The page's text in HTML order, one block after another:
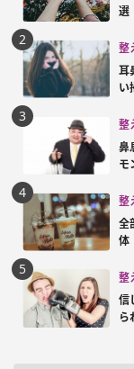
選
整
耳
い
整
鼻
モ
整
全
体
整
信
ら